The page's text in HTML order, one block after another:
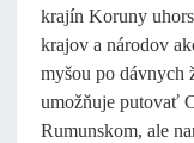
krajín Koruny
krajov a národov
myšou po dávnych
umožňuje putovať
Rumunskom, ale